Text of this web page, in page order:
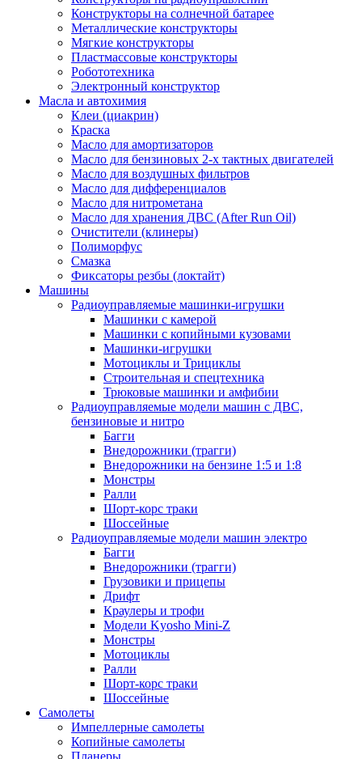
Конструкторы на солнечной батарее
Металлические конструкторы
Мягкие конструкторы
Пластмассовые конструкторы
Робототехника
Электронный конструктор
Масла и автохимия
Клеи (циакрин)
Краска
Масло для амортизаторов
Масло для бензиновых 2-х тактных двигателей
Масло для воздушных фильтров
Масло для дифференциалов
Масло для нитрометана
Масло для хранения ДВС (After Run Oil)
Очистители (клинеры)
Полиморфус
Смазка
Фиксаторы резбы (локтайт)
Машины
Радиоуправляемые машинки-игрушки
Машинки с камерой
Машинки с копийными кузовами
Машинки-игрушки
Мотоциклы и Трициклы
Строительная и спецтехника
Трюковые машинки и амфибии
Радиоуправляемые модели машин с ДВС,
бензиновые и нитро
Багги
Внедорожники (трагги)
Внедорожники на бензине 1:5 и 1:8
Монстры
Ралли
Шорт-корс траки
Шоссейные
Радиоуправляемые модели машин электро
Багги
Внедорожники (трагги)
Грузовики и прицепы
Дрифт
Краулеры и трофи
Модели Kyosho Mini-Z
Монстры
Мотоциклы
Ралли
Шорт-корс траки
Шоссейные
Самолеты
Импеллерные самолеты
Копийные самолеты
Планеры